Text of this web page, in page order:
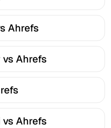
Ahrefs
Ahrefs
Ahrefs